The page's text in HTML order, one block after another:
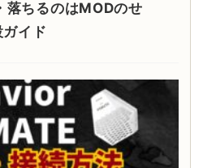
落ちるのはMODのせ
イド